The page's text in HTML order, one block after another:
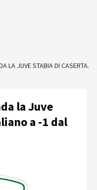
LA JUVE STABIA DI CASERTA.
la Juve
a -1 dal